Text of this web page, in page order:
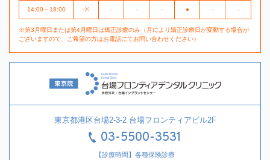
14:00～18:00 -※ - - - ● - -
※第3月曜日または第4月曜日は矯正診療のみ（月により矯正診療日が変動する場合が
ございますので、ご希望の方はお電話にてお問い合わせください）
東京都港区台場2-3-2 台場フロンティアビル2F
03-5500-3531
【診療時間】各種保険診療